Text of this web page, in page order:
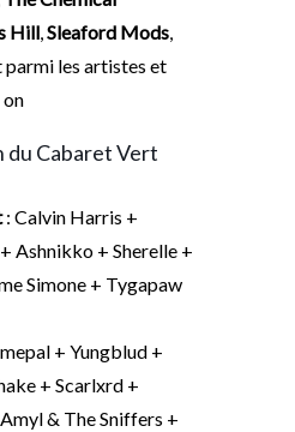
Hill,Sleaford Mods,
les artistes et
on
du Cabaret Vert
: Calvin Harris +
Ashnikko + Sherelle +
Simone + Tygapaw
+ Yungblud +
+ Scarlxrd +
& The Sniffers +